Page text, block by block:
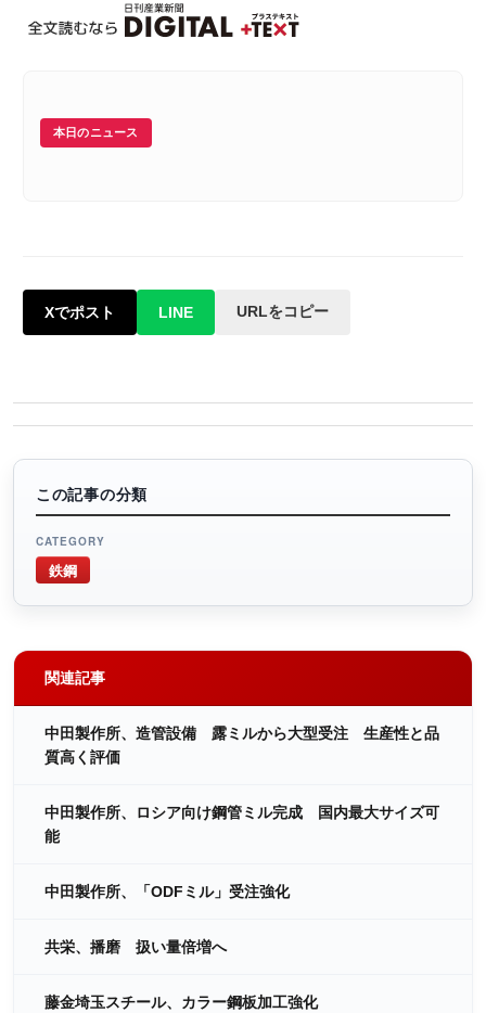
本日のニュース
Xでポスト LINE URLをコピー
この記事の分類
CATEGORY
鉄鋼
関連記事
中田製作所、造管設備 露ミルから大型受注 生産性と品
質高く評価
中田製作所、ロシア向け鋼管ミル完成 国内最大サイズ可
能
中田製作所、「ODFミル」受注強化
共栄、播磨 扱い量倍増へ
藤金埼玉スチール、カラー鋼板加工強化